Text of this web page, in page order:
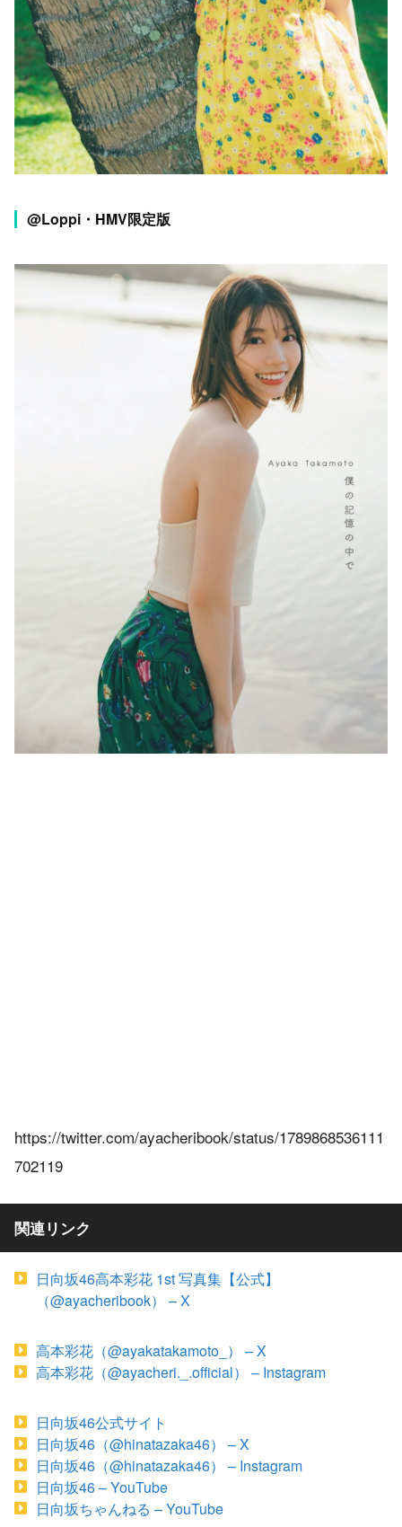
@Loppi・HMV限定版
https://twitter.com/ayacheribook/status/1789868536111
702119
関連リンク
日向坂46高本彩花 1st 写真集【公式】
（@ayacheribook） – X
高本彩花（@ayakatakamoto_） – X
高本彩花（@ayacheri._.official） – Instagram
日向坂46公式サイト
日向坂46（@hinatazaka46） – X
日向坂46（@hinatazaka46） – Instagram
日向坂46 – YouTube
日向坂ちゃんねる – YouTube